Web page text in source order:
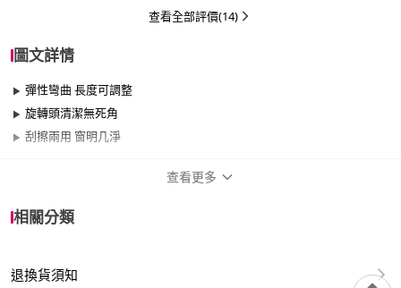
查看全部評價(14)
圖文詳情
彈性彎曲 長度可調整
旋轉頭清潔無死角
刮擦兩用 窗明几淨
適用於
查看更多
相關分類
退換貨須知